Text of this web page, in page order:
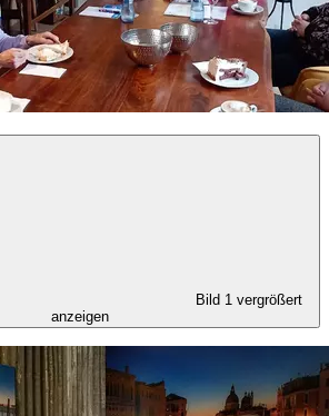
Bild 1 vergrößert
anzeigen